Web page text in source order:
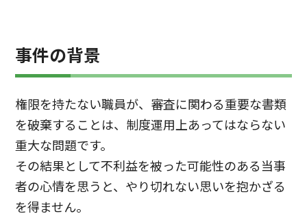
事件の背景
権限を持たない職員が、審査に関わる重要な書類
を破棄することは、制度運用上あってはならない
重大な問題です。
その結果として不利益を被った可能性のある当事
者の心情を思うと、やり切れない思いを抱かざる
を得ません。